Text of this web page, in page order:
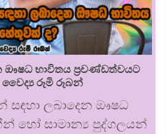
ඖෂධ භාවිතය ප්‍රචණ්ඩත්වයට
වෛද්‍ය රූමි රූබන්
ලබාදෙන ඖෂධ
හෝ සාමාන්‍ය පුද්ගලයන්